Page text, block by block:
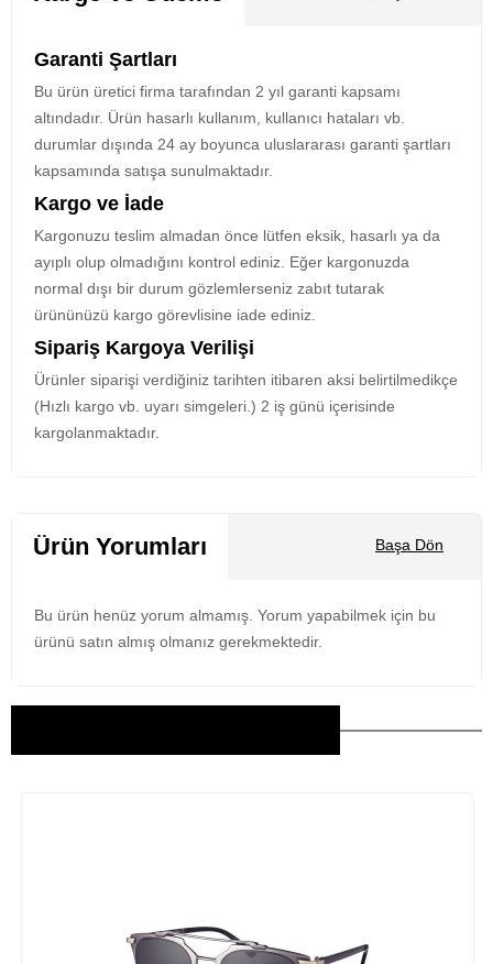
Garanti Şartları
Bu ürün üretici firma tarafından 2 yıl garanti kapsamı
altındadır. Ürün hasarlı kullanım, kullanıcı hataları vb.
durumlar dışında 24 ay boyunca uluslararası garanti şartları
kapsamında satışa sunulmaktadır.
Kargo ve İade
Kargonuzu teslim almadan önce lütfen eksik, hasarlı ya da
ayıplı olup olmadığını kontrol ediniz. Eğer kargonuzda
normal dışı bir durum gözlemlerseniz zabıt tutarak
ürününüzü kargo görevlisine iade ediniz.
Sipariş Kargoya Verilişi
Ürünler siparişi verdiğiniz tarihten itibaren aksi belirtilmedikçe
(Hızlı kargo vb. uyarı simgeleri.) 2 iş günü içerisinde
kargolanmaktadır.
Ürün Yorumları Başa Dön
Bu ürün henüz yorum almamış. Yorum yapabilmek için bu
ürünü satın almış olmanız gerekmektedir.